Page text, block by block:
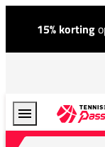
15% korting
Zoek naar...